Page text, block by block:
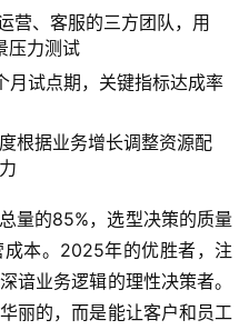
营、客服的三方团队，用
压力测试
月试点期，关键指标达成率
根据业务增长调整资源配
量的85%，选型决策的质量
本。2025年的优胜者，注
谙业务逻辑的理性决策者。
丽的，而是能让客户和员工